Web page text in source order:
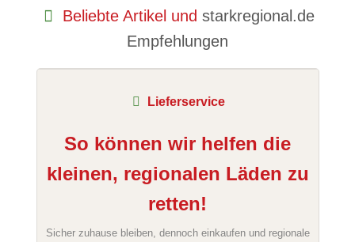
Beliebte Artikel undstarkregional.de
Empfehlungen
So können wir helfen die
kleinen, regionalen Läden zu
retten!
Lieferservice
Sicher zuhause bleiben, dennoch einkaufen und regionale